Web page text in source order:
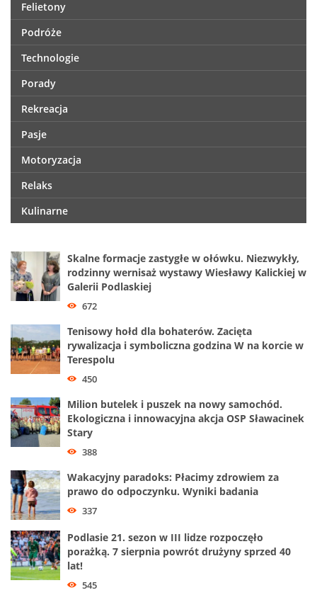
Felietony
Podróże
Technologie
Porady
Rekreacja
Pasje
Motoryzacja
Relaks
Kulinarne
Skalne formacje zastygłe w ołówku. Niezwykły,
rodzinny wernisaż wystawy Wiesławy Kalickiej w
Galerii Podlaskiej
672
Tenisowy hołd dla bohaterów. Zacięta
rywalizacja i symboliczna godzina W na korcie w
Terespolu
450
Milion butelek i puszek na nowy samochód.
Ekologiczna i innowacyjna akcja OSP Sławacinek
Stary
388
Wakacyjny paradoks: Płacimy zdrowiem za
prawo do odpoczynku. Wyniki badania
337
Podlasie 21. sezon w III lidze rozpoczęło
porażką. 7 sierpnia powrót drużyny sprzed 40
lat!
545